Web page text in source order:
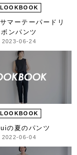
LOOKBOOK
マーテーパード リ
ボンパンツ
2023-06-24
LOOKBOOK
の夏のパンツ
2022-06-04